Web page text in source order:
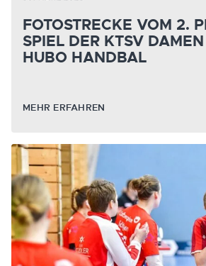
FOTOSTRECKE VOM 2.
SPIEL DER KTSV
HUBO HANDBAL
MEHR ERFAHREN